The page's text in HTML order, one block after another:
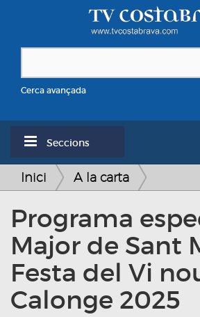
Cerca avançada
Seccions
Inici A la carta
Programa
Major de Sant
Festa del Vi
Calonge 2025